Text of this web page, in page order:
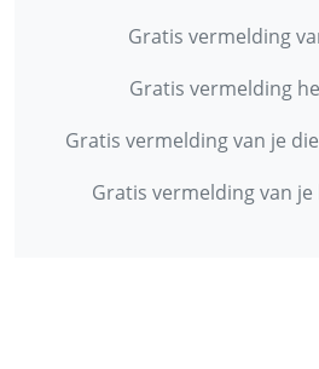
Gratis vermelding
Gratis vermelding
Gratis vermelding van je
Gratis vermelding van